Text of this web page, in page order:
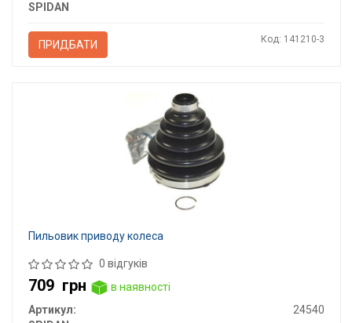
SPIDAN
ПРИДБАТИ Код: 141210-3
Пильовик приводу колеса
0 відгуків
709 грн
в наявності
Артикул:
24540